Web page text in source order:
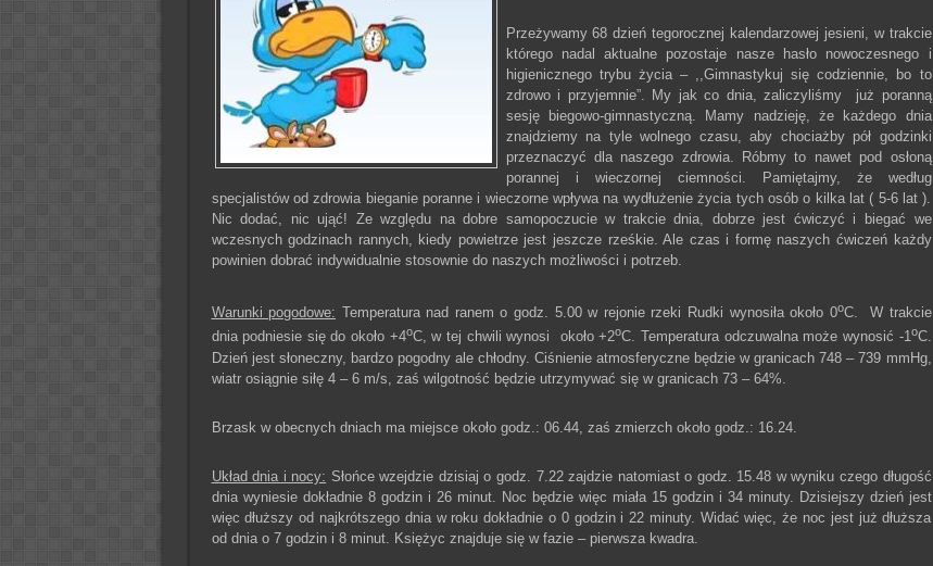
Przeżywamy 68 dzień tegorocznej kalendarzowej jesieni, w trakcie
którego nadal aktualne pozostaje nasze hasło nowoczesnego i
higienicznego trybu życia – ,,Gimnastykuj się codziennie, bo to
zdrowo i przyjemnie”. My jak co dnia, zaliczyliśmy już poranną
sesję biegowo-gimnastyczną. Mamy nadzieję, że każdego dnia
znajdziemy na tyle wolnego czasu, aby chociażby pół godzinki
przeznaczyć dla naszego zdrowia. Róbmy to nawet pod osłoną
porannej i wieczornej ciemności. Pamiętajmy, że według
specjalistów od zdrowia bieganie poranne i wieczorne wpływa na wydłużenie życia tych osób o kilka lat ( 5-6 lat ).
Nic dodać, nic ująć! Ze względu na dobre samopoczucie w trakcie dnia, dobrze jest ćwiczyć i biegać we
wczesnych godzinach rannych, kiedy powietrze jest jeszcze rześkie. Ale czas i formę naszych ćwiczeń każdy
powinien dobrać indywidualnie stosownie do naszych możliwości i potrzeb.
Warunki pogodowe: Temperatura nad ranem o godz. 5.00 w rejonie rzeki Rudki wynosiła około 0oC. W trakcie
dnia podniesie się do około +4oC, w tej chwili wynosi około +2oC. Temperatura odczuwalna może wynosić -1oC.
Dzień jest słoneczny, bardzo pogodny ale chłodny. Ciśnienie atmosferyczne będzie w granicach 748 – 739 mmHg,
wiatr osiągnie siłę 4 – 6 m/s, zaś wilgotność będzie utrzymywać się w granicach 73 – 64%.
Brzask w obecnych dniach ma miejsce około godz.: 06.44, zaś zmierzch około godz.: 16.24.
Układ dnia i nocy: Słońce wzejdzie dzisiaj o godz. 7.22 zajdzie natomiast o godz. 15.48 w wyniku czego długość
dnia wyniesie dokładnie 8 godzin i 26 minut. Noc będzie więc miała 15 godzin i 34 minuty. Dzisiejszy dzień jest
więc dłuższy od najkrótszego dnia w roku dokładnie o 0 godzin i 22 minuty. Widać więc, że noc jest już dłuższa
od dnia o 7 godzin i 8 minut. Księżyc znajduje się w fazie – pierwsza kwadra.